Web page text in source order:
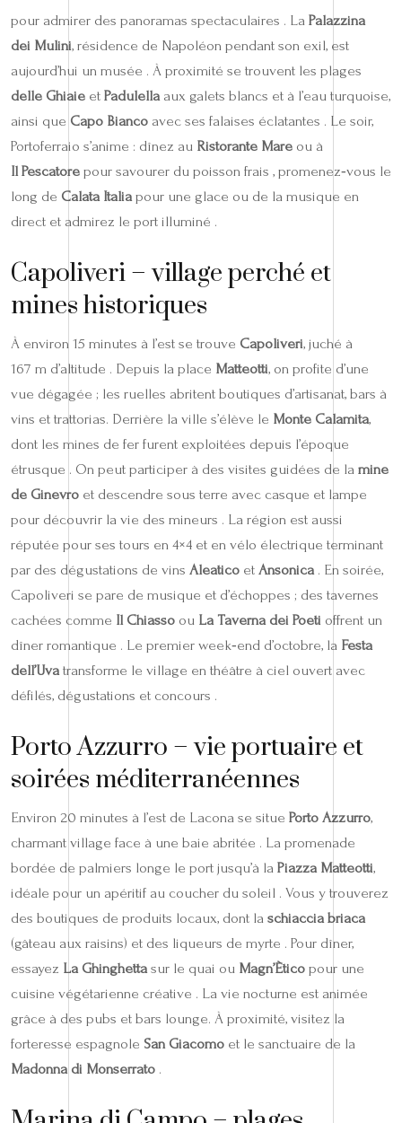
pour admirer des panoramas spectaculaires . La Palazzina
dei Mulini, résidence de Napoléon pendant son exil, est
aujourd’hui un musée . À proximité se trouvent les plages
delle Ghiaie et Padulella aux galets blancs et à l’eau turquoise,
ainsi que Capo Bianco avec ses falaises éclatantes . Le soir,
Portoferraio s’anime : dînez au Ristorante Mare ou à
Il Pescatore pour savourer du poisson frais , promenez‑vous le
long de Calata Italia pour une glace ou de la musique en
direct et admirez le port illuminé .
Capoliveri – village perché et
mines historiques
À environ 15 minutes à l’est se trouve Capoliveri, juché à
167 m d’altitude . Depuis la place Matteotti, on profite d’une
vue dégagée ; les ruelles abritent boutiques d’artisanat, bars à
vins et trattorias. Derrière la ville s’élève le Monte Calamita,
dont les mines de fer furent exploitées depuis l’époque
étrusque . On peut participer à des visites guidées de la mine
de Ginevro et descendre sous terre avec casque et lampe
pour découvrir la vie des mineurs . La région est aussi
réputée pour ses tours en 4×4 et en vélo électrique terminant
par des dégustations de vins Aleatico et Ansonica . En soirée,
Capoliveri se pare de musique et d’échoppes ; des tavernes
cachées comme Il Chiasso ou La Taverna dei Poeti offrent un
dîner romantique . Le premier week‑end d’octobre, la Festa
dell’Uva transforme le village en théâtre à ciel ouvert avec
défilés, dégustations et concours .
Porto Azzurro – vie portuaire et
soirées méditerranéennes
Environ 20 minutes à l’est de Lacona se situe Porto Azzurro,
charmant village face à une baie abritée . La promenade
bordée de palmiers longe le port jusqu’à la Piazza Matteotti,
idéale pour un apéritif au coucher du soleil . Vous y trouverez
des boutiques de produits locaux, dont la schiaccia briaca
(gâteau aux raisins) et des liqueurs de myrte . Pour dîner,
essayez La Ghinghetta sur le quai ou Magn’Ètico pour une
cuisine végétarienne créative . La vie nocturne est animée
grâce à des pubs et bars lounge. À proximité, visitez la
forteresse espagnole San Giacomo et le sanctuaire de la
Madonna di Monserrato .